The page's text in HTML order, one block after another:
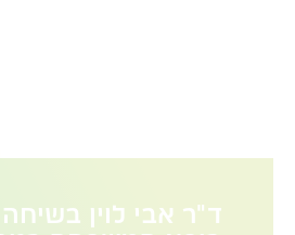
ד"ר אבי לוין